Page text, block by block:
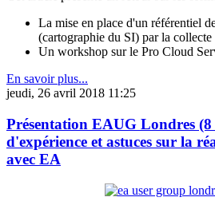
La mise en place d'un référentiel
(cartographie du SI) par la
Un workshop sur le Pro Cloud
En savoir plus...
jeudi, 26 avril 2018 11:25
Présentation EAUG Londres
d'expérience et astuces sur la
avec EA